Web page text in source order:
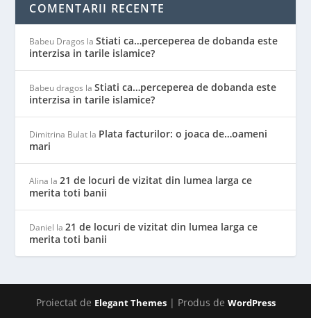
COMENTARII RECENTE
Babeu Dragos laStiati ca…perceperea de dobanda este
interzisa in tarile islamice?
Babeu dragos laStiati ca…perceperea de dobanda este
interzisa in tarile islamice?
Dimitrina Bulat la Plata facturilor: o joaca de…oameni
mari
Alina la21 de locuri de vizitat din lumea larga ce
merita toti banii
Daniel la21 de locuri de vizitat din lumea larga ce
merita toti banii
Proiectat de Elegant Themes| Produs de WordPress